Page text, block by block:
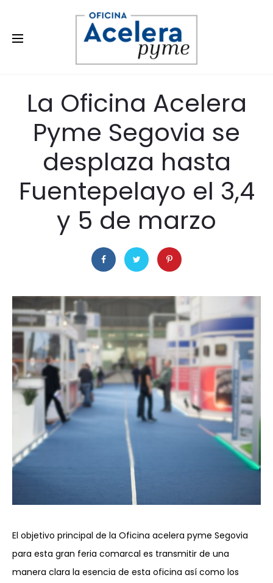
La Oficina Acelera
Pyme Segovia se
desplaza hasta
Fuentepelayo el 3,4
y 5 de marzo
El objetivo principal de la Oficina acelera pyme Segovia
para esta gran feria comarcal es transmitir de una
manera clara la esencia de esta oficina así como los